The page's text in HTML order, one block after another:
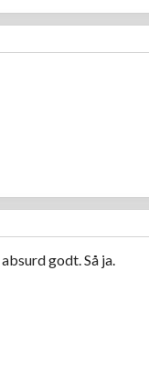
godt. Så ja.